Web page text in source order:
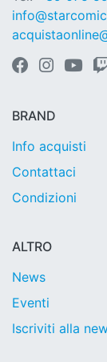
BRAND
Info acquisti
Contattaci
Condizioni
ALTRO
News
Eventi
Iscriviti alla